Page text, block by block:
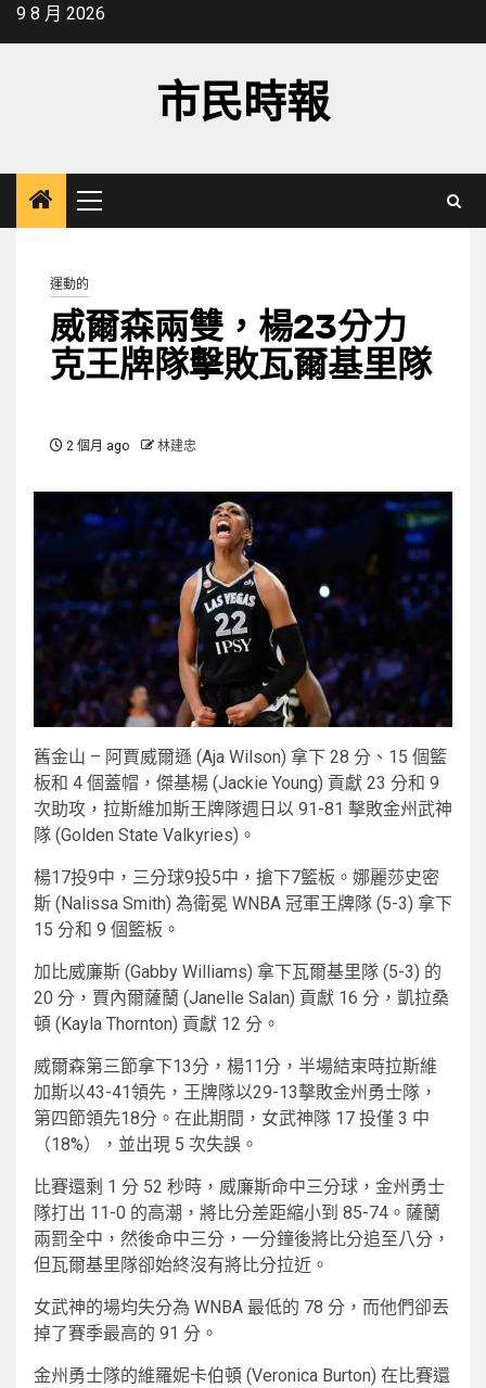
Skip9 8 月 2026
市民時報
Primary
Menu
運動的
威爾森兩雙，楊23分力
克王牌隊擊敗瓦爾基里隊
2 個月 ago 林建忠
舊金山 – 阿賈威爾遜 (Aja Wilson) 拿下 28 分、15 個籃
板和 4 個蓋帽，傑基楊 (Jackie Young) 貢獻 23 分和 9
次助攻，拉斯維加斯王牌隊週日以 91-81 擊敗金州武神
隊 (Golden State Valkyries)。
楊17投9中，三分球9投5中，搶下7籃板。娜麗莎史密
斯 (Nalissa Smith) 為衛冕 WNBA 冠軍王牌隊 (5-3) 拿下
15 分和 9 個籃板。
加比威廉斯 (Gabby Williams) 拿下瓦爾基里隊 (5-3) 的
20 分，賈內爾薩蘭 (Janelle Salan) 貢獻 16 分，凱拉桑
頓 (Kayla Thornton) 貢獻 12 分。
威爾森第三節拿下13分，楊11分，半場結束時拉斯維
加斯以43-41領先，王牌隊以29-13擊敗金州勇士隊，
第四節領先18分。在此期間，女武神隊 17 投僅 3 中
（18%），並出現 5 次失誤。
比賽還剩 1 分 52 秒時，威廉斯命中三分球，金州勇士
隊打出 11-0 的高潮，將比分差距縮小到 85-74。薩蘭
兩罰全中，然後命中三分，一分鐘後將比分追至八分，
但瓦爾基里隊卻始終沒有將比分拉近。
女武神的場均失分為 WNBA 最低的 78 分，而他們卻丟
掉了賽季最高的 91 分。
金州勇士隊的維羅妮卡伯頓 (Veronica Burton) 在比賽還